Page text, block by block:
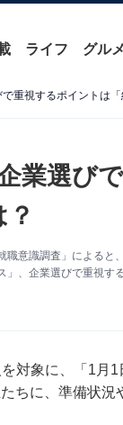
ライフ グルメ
重視するポイントは
業選び
意識調査」によると
、企業選びで重視す
対象に、「1月
ちに、準備状況